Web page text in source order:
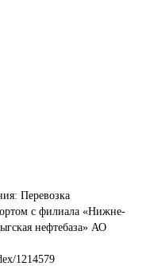
Перевозка
с филиала «Нижне-
нефтебаза» АО
1214579